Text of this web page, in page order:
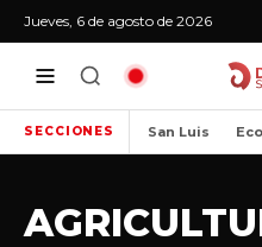
Jueves, 6 de agosto de 2026
SECCIONES San Luis